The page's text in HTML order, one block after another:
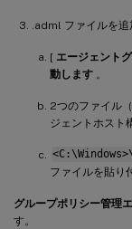
.adml ファイルを追
[ エージェント
動します 。
2つのファイル（
ジェントホスト
ファイルを貼り
グループポリシー管理
す。